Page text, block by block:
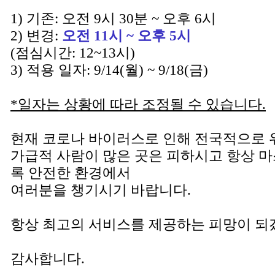
1) 기존: 오전 9시 30분 ~ 오후 6시
2) 변경: 오전 11시 ~ 오후 5시
(점심시간: 12~13시)
3) 적용 일자: 9/14(월) ~ 9/18(금)
*일자는 상황에 따라 조정될 수 있습니다.
현재 코로나 바이러스로 인해 전국적으로
가급적 사람이 많은 곳은 피하시고 항상
록 안전한 환경에서
여러분을 챙기시기 바랍니다.
항상 최고의 서비스를 제공하는 피망이 되
감사합니다.